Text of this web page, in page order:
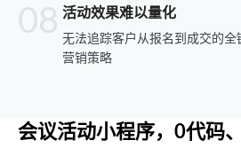
活动效果难以量化
无法追踪客户从报名到成交的
营销策略
会议活动小程序，0代码